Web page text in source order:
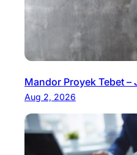
Mandor Proyek Tebet –
Aug 2, 2026